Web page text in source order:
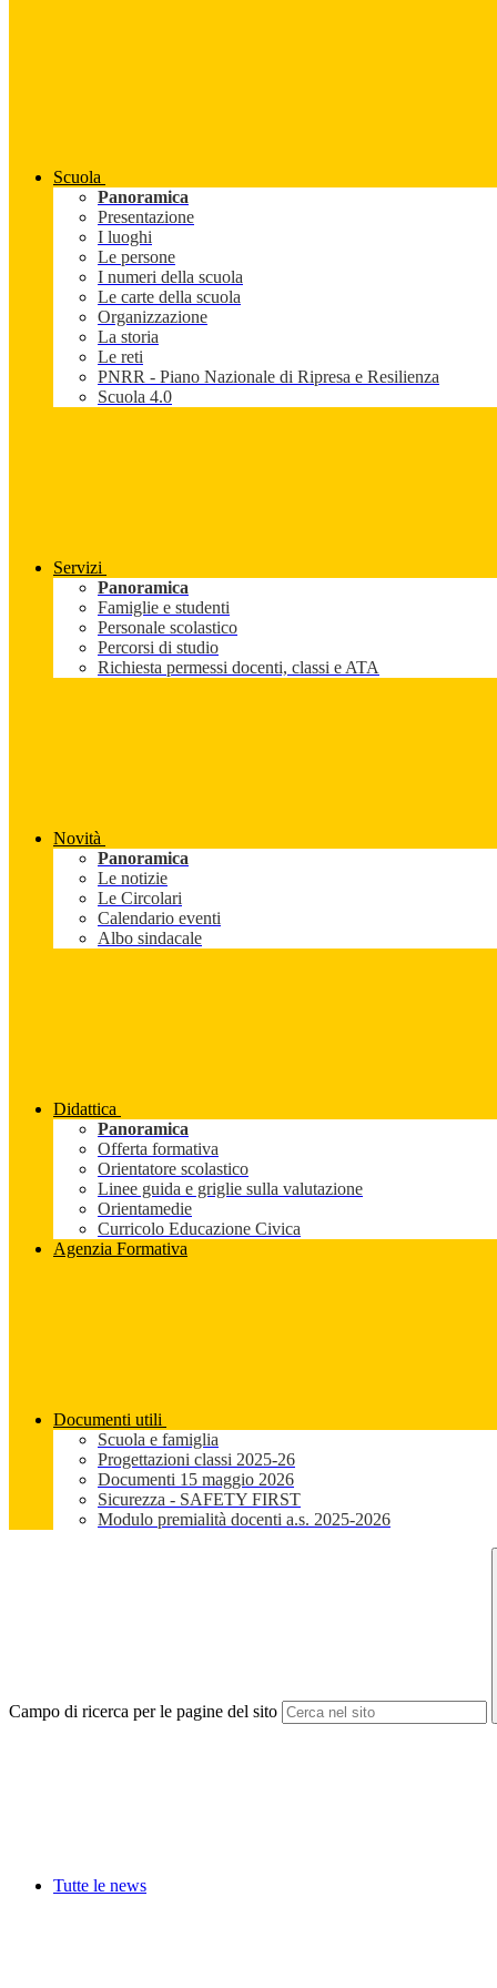
Scuola
Panoramica
Presentazione
I luoghi
Le persone
I numeri della scuola
Le carte della scuola
Organizzazione
La storia
Le reti
PNRR - Piano Nazionale di Ripresa e Resilienza
Scuola 4.0
Servizi
Panoramica
Famiglie e studenti
Personale scolastico
Percorsi di studio
Richiesta permessi docenti, classi e ATA
Novità
Panoramica
Le notizie
Le Circolari
Calendario eventi
Albo sindacale
Didattica
Panoramica
Offerta formativa
Orientatore scolastico
Linee guida e griglie sulla valutazione
Orientamedie
Curricolo Educazione Civica
Agenzia Formativa
Documenti utili
Scuola e famiglia
Progettazioni classi 2025-26
Documenti 15 maggio 2026
Sicurezza - SAFETY FIRST
Modulo premialità docenti a.s. 2025-2026
Campo di ricerca per le pagine del sito
Tutte le news